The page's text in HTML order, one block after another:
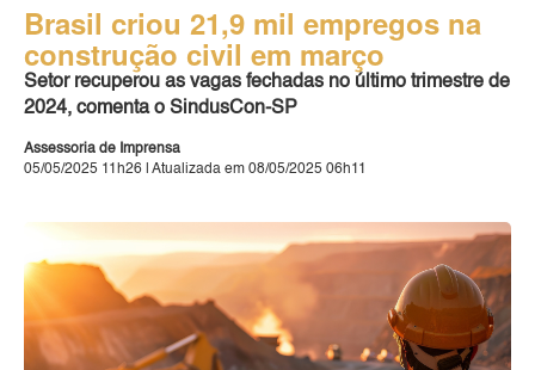
Brasil criou 21,9 mil empregos na
construção civil em março
Setor recuperou as vagas fechadas no último trimestre de
2024, comenta o SindusCon-SP
Assessoria de Imprensa
05/05/2025 11h26 | Atualizada em 08/05/2025 06h11